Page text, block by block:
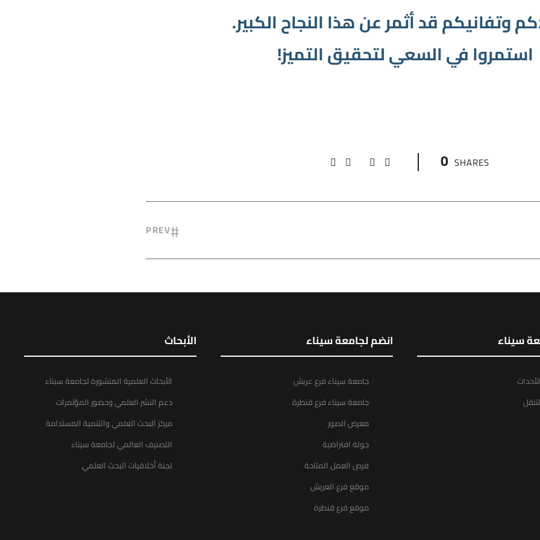
وتفانيكم قد أثمر عن هذا النجاح الكبير.
استمروا في السعي لتحقيق التميز!
0 SHARES
PREV
سيناء انضم لجامعة سيناء
جامعة سيناء فرع عريش
جامعة سيناء فرع قنطرة
معرض الصور
جولة افتراضية
فرص العمل المتاحة
موقع فرع العريش
موقع فرع قنطرة
الأبحاث
الأبحاث العلمية المنشورة لجامعة سيناء
دعم النشر العلمي وحضور المؤتمرات
مركز البحث العلمي والتنمية المستدامة
التصنيف العالمي لجامعة سيناء
لجنة أخلاقيات البحث العلمي